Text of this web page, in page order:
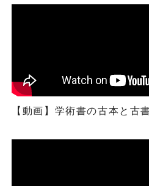
【動画】学術書の古本と古